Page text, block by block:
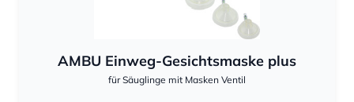
AMBU Einweg-Gesichtsmaske plus
für Säuglinge mit Masken Ventil